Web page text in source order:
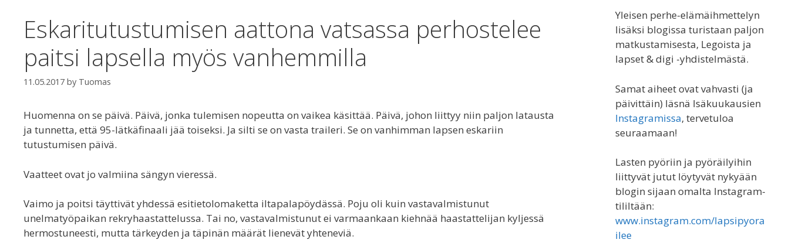
Eskaritutustumisen aattona vatsassa perhostelee
paitsi lapsella myös vanhemmilla
11.05.2017 by Tuomas
Huomenna on se päivä. Päivä, jonka tulemisen nopeutta on vaikea käsittää. Päivä, johon liittyy niin paljon latausta
ja tunnetta, että 95-lätkäfinaali jää toiseksi. Ja silti se on vasta traileri. Se on vanhimman lapsen eskariin
tutustumisen päivä.
Vaatteet ovat jo valmiina sängyn vieressä.
Vaimo ja poitsi täyttivät yhdessä esitietolomaketta iltapalapöydässä. Poju oli kuin vastavalmistunut
unelmatyöpaikan rekryhaastattelussa. Tai no, vastavalmistunut ei varmaankaan kiehnää haastattelijan kyljessä
hermostuneesti, mutta tärkeyden ja täpinän määrät lienevät yhteneviä.
Yleisen perhe-elämäihmettelyn
lisäksi blogissa turistaan paljon
matkustamisesta, Legoista ja
lapset & digi -yhdistelmästä.
Samat aiheet ovat vahvasti (ja
päivittäin) läsnä Isäkuukausien
Instagramissa, tervetuloa
seuraamaan!
Lasten pyöriin ja pyöräilyihin
liittyvät jutut löytyvät nykyään
blogin sijaan omalta Instagram-
tililtään:
www.instagram.com/lapsipyora
ilee